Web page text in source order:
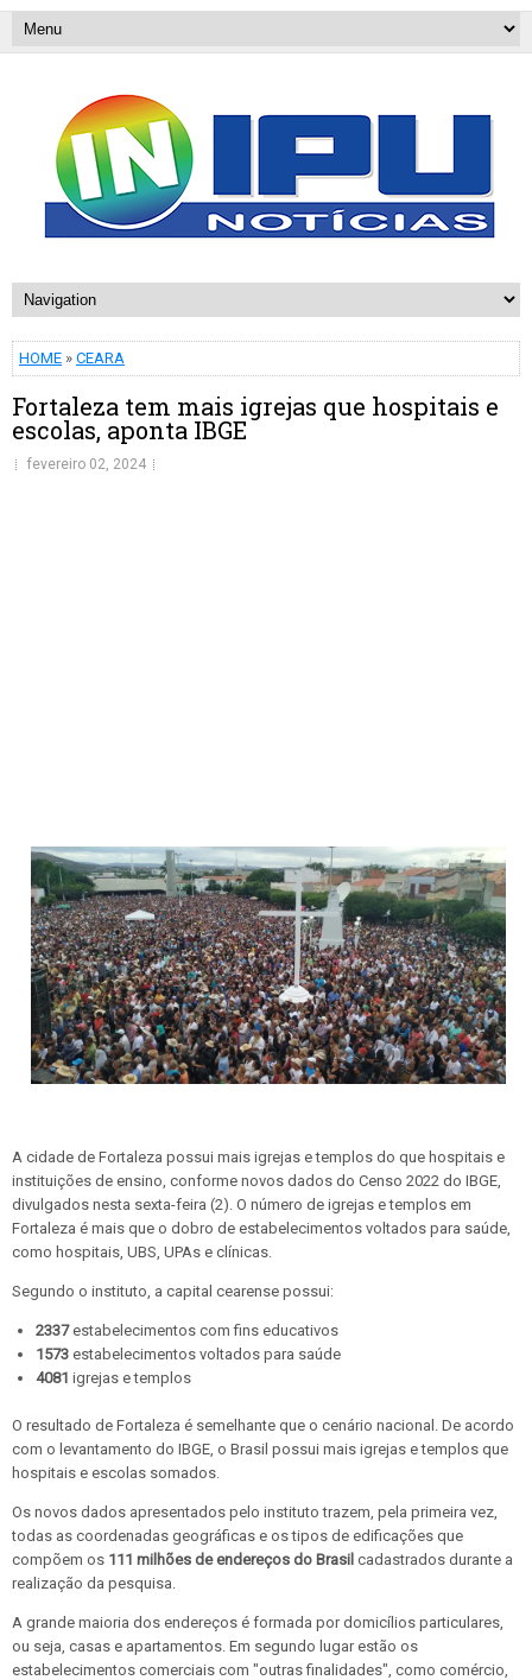
HOME » CEARA
Fortaleza tem mais igrejas que hospitais e
escolas, aponta IBGE
fevereiro 02, 2024
A cidade de Fortaleza possui mais igrejas e templos do que hospitais e
instituições de ensino, conforme novos dados do Censo 2022 do IBGE,
divulgados nesta sexta-feira (2). O número de igrejas e templos em
Fortaleza é mais que o dobro de estabelecimentos voltados para saúde,
como hospitais, UBS, UPAs e clínicas.
Segundo o instituto, a capital cearense possui:
2337estabelecimentos com fins educativos
1573 estabelecimentos voltados para saúde
4081 igrejas e templos
O resultado de Fortaleza é semelhante que o cenário nacional. De acordo
com o levantamento do IBGE, o Brasil possui mais igrejas e templos que
hospitais e escolas somados.
Os novos dados apresentados pelo instituto trazem, pela primeira vez,
todas as coordenadas geográficas e os tipos de edificações que
compõem os 111 milhões de endereços do Brasil cadastrados durante a
realização da pesquisa.
A grande maioria dos endereços é formada por domicílios particulares,
ou seja, casas e apartamentos. Em segundo lugar estão os
estabelecimentos comerciais com "outras finalidades", como comércio,